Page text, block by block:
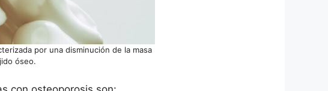
por una disminución de la masa
óseo.